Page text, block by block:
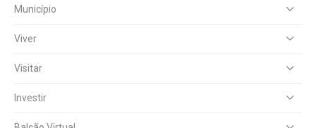
Município
Viver
Visitar
Investir